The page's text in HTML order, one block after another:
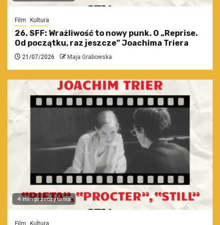
Film Kultura
26. SFF: Wrażliwość to nowy punk. O „Reprise.
Od początku, raz jeszcze” Joachima Triera
21/07/2026 Maja Grabowska
4 min przeczytania